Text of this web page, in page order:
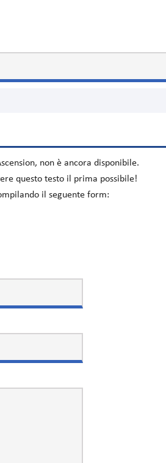
, non è ancora disponibile.
questo testo il prima possibile!
il seguente form: